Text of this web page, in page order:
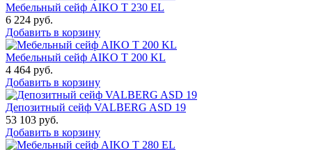
Мебельный сейф AIKO T 230 EL
6 224 руб.
Добавить в корзину
Мебельный сейф AIKO T 200 KL
4 464 руб.
Добавить в корзину
Депозитный сейф VALBERG ASD 19
53 103 руб.
Добавить в корзину